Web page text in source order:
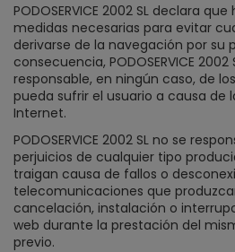
PODOSERVICE 2002 SL declara
medidas necesarias para evitar
derivarse de la navegación por su
consecuencia, PODOSERVICE
responsable, en ningún caso, de
pueda sufrir el usuario a causa de
Internet.
PODOSERVICE 2002 SL no se
perjuicios de cualquier tipo
traigan causa de fallos o
telecomunicaciones que
cancelación, instalación o
web durante la prestación del
previo.